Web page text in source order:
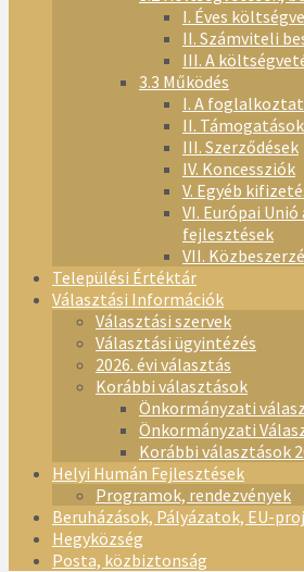
I. Éves
II. Számviteli
III. A
3.3 Működés
I. A
II. Támogatások
III. Szerződések
IV. Koncessziók
V. Egyéb
VI. Európai
fejlesztések
VII.
Települési Értéktár
Választási Információk
Választási szervek
Választási ügyintézés
2026. évi választás
Korábbi választások
Önkormányzati
Önkormányzati
Korábbi választások
Helyi Humán Fejlesztések
Programok, rendezvények
Beruházások, Pályázatok, EU-
Hegyközség
Posta, közbiztonság